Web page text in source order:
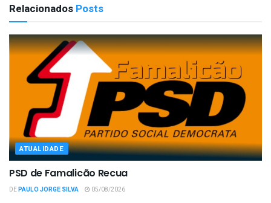
Relacionados Posts
ATUALIDADE
PSD de Famalicão Recua
DEPAULO JORGE SILVA 05/08/2026